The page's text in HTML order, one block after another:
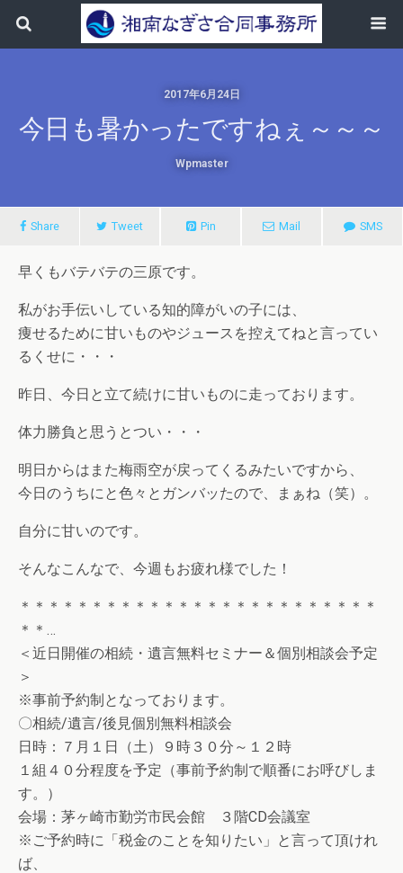
2017年6月24日
今日も暑かったですねぇ～～～
Wpmaster
Share Tweet Pin Mail SMS
早くもバテバテの三原です。
私がお手伝いしている知的障がいの子には、
痩せるために甘いものやジュースを控えてねと言ってい
るくせに・・・
昨日、今日と立て続けに甘いものに走っております。
体力勝負と思うとつい・・・
明日からはまた梅雨空が戻ってくるみたいですから、
今日のうちにと色々とガンバッたので、まぁね（笑）。
自分に甘いのです。
そんなこんなで、今週もお疲れ様でした！
＊＊＊＊＊＊＊＊＊＊＊＊＊＊＊＊＊＊＊＊＊＊＊＊＊
＊＊ …
＜近日開催の相続・遺言無料セミナー＆個別相談会予定
＞
※事前予約制となっております。
〇相続/遺言/後見個別無料相談会
日時：７月１日（土）９時３０分～１２時
１組４０分程度を予定（事前予約制で順番にお呼びしま
す。）
会場：茅ヶ崎市勤労市民会館 ３階CD会議室
※ご予約時に「税金のことを知りたい」と言って頂けれ
ば、